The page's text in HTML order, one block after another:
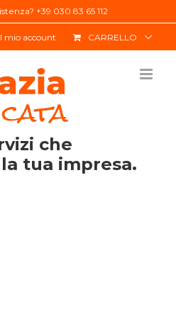
+39 030 83 65 112
mio account CARRELLO
che
tua impresa.